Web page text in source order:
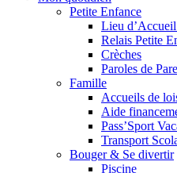
Petite Enfance
Lieu
Relais Petite
Crèches
Paroles de
Famille
Accueils de
Aide
Pass’Sport
Transport
Bouger & Se divertir
Piscine